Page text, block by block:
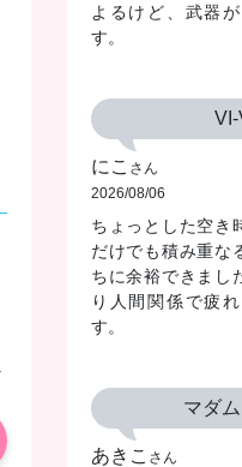
2026/07/28
週2?3くらいでも地味に積み
よるけど、武器
す。
にこ さん
2026/08/06
ちょっとした空き
だけでも積み重な
ちに余裕できまし
り人間関係で疲
す。
マダ
あきこ さん